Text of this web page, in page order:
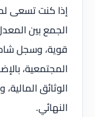
إذا كنت تسعى
الجمع بين
قوية، وسجل
المجتمعية،
الوثائق
النهائي.